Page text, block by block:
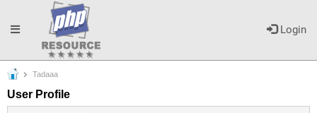
Login
Toggle
navigation
Tadaaa
User Profile